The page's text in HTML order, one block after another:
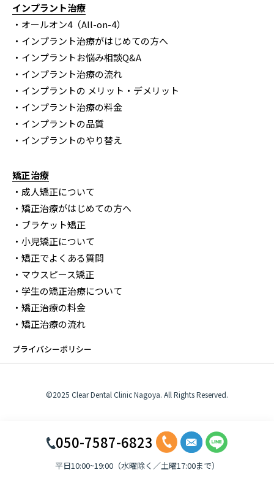
050-7587-6823
平日10:00~19:00（水曜除く／土曜17:00まで）
インプラント治療
・オールオン4（All-on-4）
・インプラント治療がはじめての方へ
・インプラントお悩み相談Q&A
・インプラント治療の流れ
・インプラントの メリット・デメリット
・インプラント治療の料金
・インプラントの品質
・インプラントのやり替え
矯正治療
・成人矯正について
・矯正治療がはじめての方へ
・ブラケット矯正
・小児矯正について
・矯正でよくある質問
・マウスピース矯正
・学生の矯正治療について
・矯正治療の料金
・矯正治療の流れ
プライバシーポリシー
©2025 Clear Dental Clinic Nagoya. All Rights Reserved.